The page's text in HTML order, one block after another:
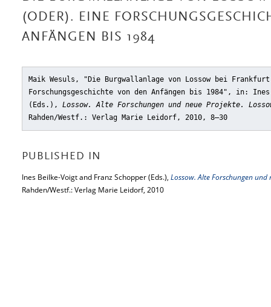
(ODER). EINE
ANFÄNGEN BIS 1984
Maik Wesuls, "Die Burgwallanlage von Lossow bei
Forschungsgeschichte von den Anfängen bis 1984" , in: Ines
(Eds.), Lossow. Alte Forschungen und neue Projekte.
Rahden/Westf.: Verlag Marie Leidorf, 2010, 8–30
PUBLISHED IN
Ines Beilke-Voigt and Franz Schopper (Eds.), Lossow. Alte Forschungen
Rahden/Westf.: Verlag Marie Leidorf, 2010